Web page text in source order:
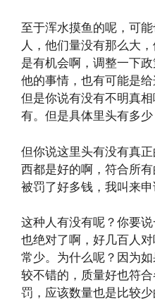
至于浑水摸鱼的呢，可
人，他们量没有那么大
是有机会啊，调整一下
他的事情，也有可能是给
但是你说有没有不明真
有。但是具体里头有多少
但你说这里头有没有真
西都是好的啊，符合所
被罚了好多钱，我叫来申
这种人有没有呢？你要
也绝对了啊，好几百人
常少。为什么呢？因为
较不错的，质量好也符
罚，应该数量也是比较